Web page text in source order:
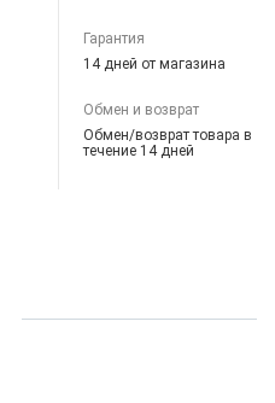
Гарантия
14 дней от магазина
Обмен и возврат
Обмен/возврат товара в
течение 14 дней